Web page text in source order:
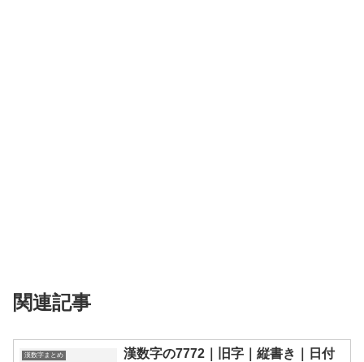
関連記事
漢数字まとめ
漢数字の7772｜旧字｜縦書き｜日付